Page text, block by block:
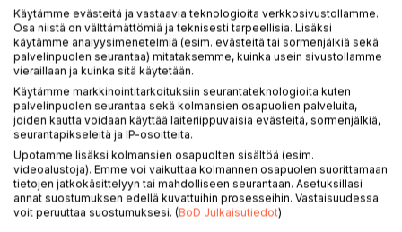
KUVAUS
Pimeyden sävyt on rap-artisti ja tekstintekijä Matta K:n
ensimmäinen runokirja ja uusi aluevaltaus. Pimeyden sävyt
koostuu viidestä toisiinsa limittyvästä teemasta: Törmäys
planeettaan, Aika ei armahda, Mieleni meri, Pimeys, syvä
pääty ja Rakkaus, hyvä pääty.
Käytämme evästeitä ja vastaavia teknologioita verkkosivustollamme.
Osa niistä on välttämättömiä ja teknisesti tarpeellisia. Lisäksi
käytämme analyysimenetelmiä (esim. evästeitä tai sormenjälkiä sekä
palvelinpuolen seurantaa) mitataksemme, kuinka usein sivustollamme
vieraillaan ja kuinka sitä käytetään.
Käytämme markkinointitarkoituksiin seurantateknologioita kuten
palvelinpuolen seurantaa sekä kolmansien osapuolien palveluita,
joiden kautta voidaan käyttää laiteriippuvaisia evästeitä, sormenjälkiä,
seurantapikseleitä ja IP-osoitteita.
Upotamme lisäksi kolmansien osapuolten sisältöä (esim.
videoalustoja). Emme voi vaikuttaa kolmannen osapuolen suorittamaan
tietojen jatkokäsittelyyn tai mahdolliseen seurantaan. Asetuksillasi
annat suostumuksen edellä kuvattuihin prosesseihin. Vastaisuudessa
voit peruuttaa suostumuksesi. (BoD Julkaisutiedot)